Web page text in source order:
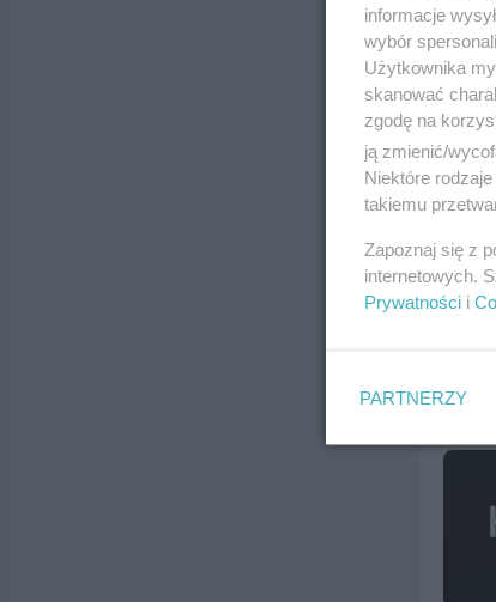
informacje
wybór
Użytkownika
skanować
zgodę na
ją zmienić/
Niektóre
takiemu
Zapoznaj się z
internetowych.
Prywatności i
PARTNERZY